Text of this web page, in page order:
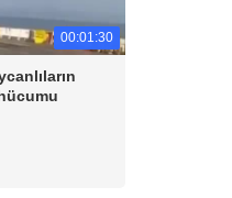
00:01:30